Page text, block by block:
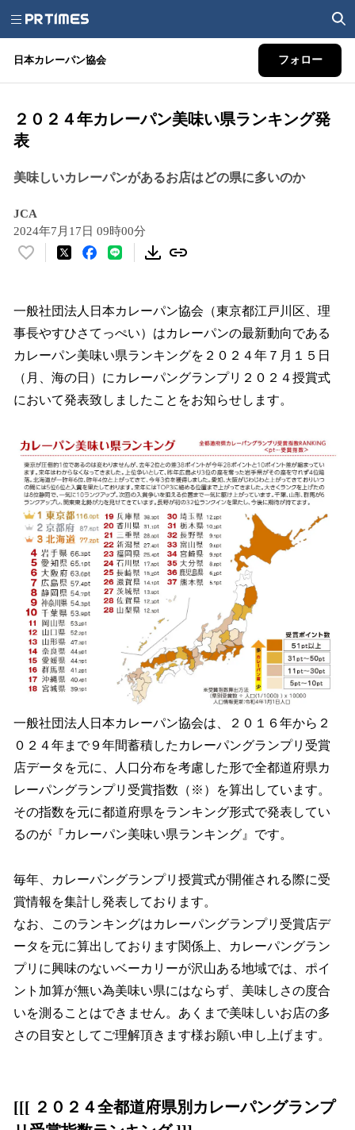
日本カレーパン協会 フォロー
２０２４年カレーパン美味い県ランキング発
表
美味しいカレーパンがあるお店はどの県に多いのか
JCA
2024年7月17日 09時00分
い
！
数
を
読
み
込
み
で
す
一般社団法人日本カレーパン協会（東京都江戸川区、理
事長やすひさてっぺい）はカレーパンの最新動向である
カレーパン美味い県ランキングを２０２４年７月１５日
（月、海の日）にカレーパングランプリ２０２４授賞式
において発表致しましたことをお知らせします。
一般社団法人日本カレーパン協会は、２０１６年から２
０２４年まで９年間蓄積したカレーパングランプリ受賞
店データを元に、人口分布を考慮した形で全都道府県カ
レーパングランプリ受賞指数（※）を算出しています。
その指数を元に都道府県をランキング形式で発表してい
るのが『カレーパン美味い県ランキング』です。
毎年、カレーパングランプリ授賞式が開催される際に受
賞情報を集計し発表しております。
なお、このランキングはカレーパングランプリ受賞店デ
ータを元に算出しております関係上、カレーパングラン
プリに興味のないベーカリーが沢山ある地域では、ポイ
ント加算が無い為美味い県にはならず、美味しさの度合
いを測ることはできません。あくまで美味しいお店の多
さの目安としてご理解頂きます様お願い申し上げます。
[[[ ２０２４全都道府県別カレーパングランプ